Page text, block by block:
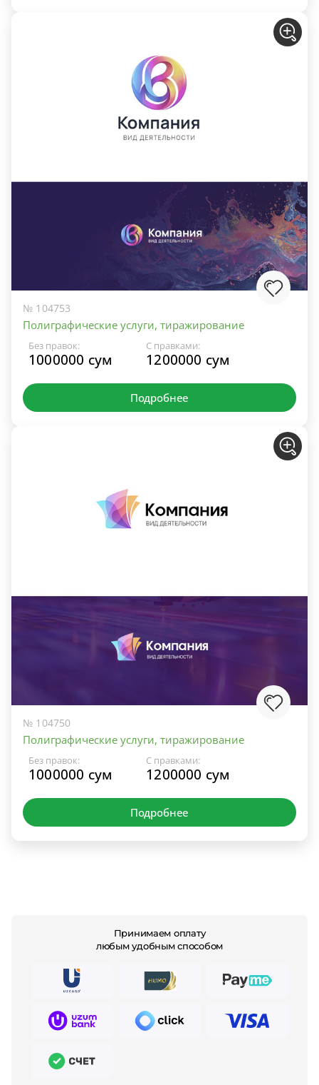
№ 104753
Полиграфические услуги, тиражирование
Без правок:
1000000 сум
С правками:
1200000 сум
Подробнее
№ 104750
Полиграфические услуги, тиражирование
Без правок:
1000000 сум
С правками:
1200000 сум
Подробнее
Принимаем оплату
любым удобным способом